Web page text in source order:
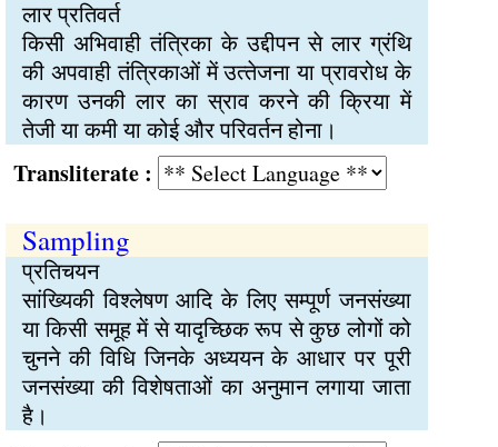
लार प्रतिवर्त
किसी अभिवाही तंत्रिका के उद्दीपन से लार ग्रंथि
की अपवाही तंत्रिकाओं में उत्‍तेजना या प्रावरोध के
कारण उनकी लार का स्राव करने की क्रिया में
तेजी या कमी या कोई और परिवर्तन होना।
:
Sampling
प्रतिचयन
सांख्यिकी विश्‍लेषण आदि के लिए सम्पूर्ण जनसंख्या
या किसी समूह में से यादृच्छिक रूप से कुछ लोगों को
चुनने की विधि जिनके अध्ययन के आधार पर पूरी
जनसंख्या की विशेषताओं का अनुमान लगाया जाता
है।